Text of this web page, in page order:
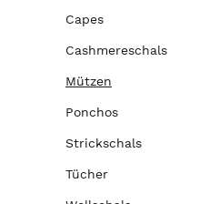
Capes
Cashmereschals
Mützen
Ponchos
Strickschals
Tücher